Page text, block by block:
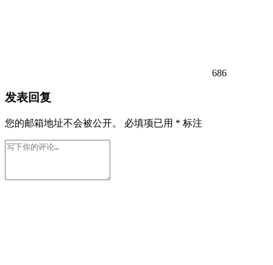
686
发表回复
您的邮箱地址不会被公开。 必填项已用 * 标注